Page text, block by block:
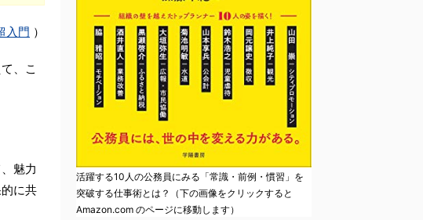
入門 ）
、こ
魅力
に共
活躍する10人の公務員にみる「常識・前例・慣習」を
突破する仕事術とは？（下の画像をクリックすると
Amazon.com のページに移動します）